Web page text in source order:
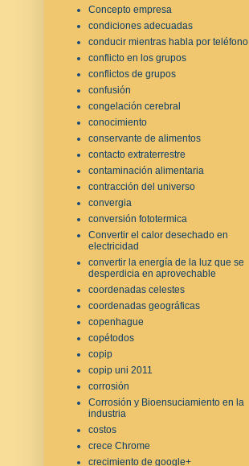
Concepto empresa
condiciones adecuadas
conducir mientras habla por teléfono
conflicto en los grupos
conflictos de grupos
confusión
congelación cerebral
conocimiento
conservante de alimentos
contacto extraterrestre
contaminación alimentaria
contracción del universo
convergia
conversión fototermica
Convertir el calor desechado en
electricidad
convertir la energía de la luz que se
desperdicia en aprovechable
coordenadas celestes
coordenadas geográficas
copenhague
copétodos
copip
copip uni 2011
corrosión
Corrosión y Bioensuciamiento en la
industria
costos
crece Chrome
crecimiento de google+